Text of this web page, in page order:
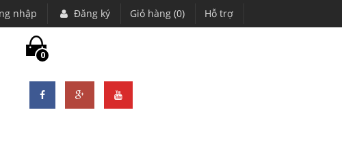
nhập Đăng ký Giỏ hàng (0) Hỗ trợ
0